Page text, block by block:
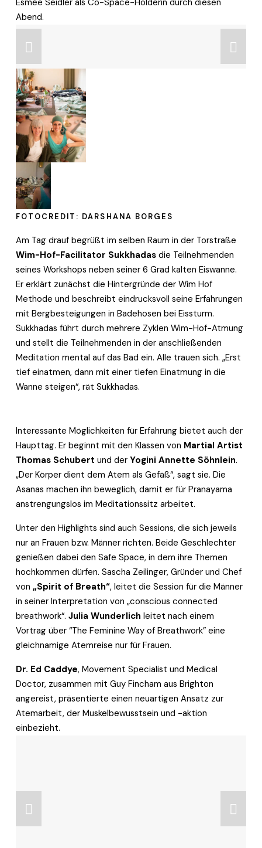
Abend.
FOTOCREDIT: DARSHANA BORGES
Wim-Hof-Facilitator Sukkhadas die Teilnehmenden
seines Workshops neben seiner 6 Grad kalten Eiswanne.
Er erklärt zunächst die Hintergründe der Wim Hof
Methode und beschreibt eindrucksvoll seine Erfahrungen
mit Bergbesteigungen in Badehosen bei Eissturm.
Sukkhadas führt durch mehrere Zyklen Wim-Hof-Atmung
und stellt die Teilnehmenden in der anschließenden
Meditation mental auf das Bad ein. Alle trauen sich. „Erst
tief einatmen, dann mit einer tiefen Einatmung in die
Wanne steigen“, rät Sukkhadas.
Interessante Möglichkeiten für Erfahrung bietet auch der
Haupttag. Er beginnt mit den Klassen von Martial Artist
Thomas Schubert und der Yogini Annette Söhnlein.
„Der Körper dient dem Atem als Gefäß“, sagt sie. Die
Asanas machen ihn beweglich, damit er für Pranayama
anstrengungslos im Meditationssitz arbeitet.
Unter den Highlights sind auch Sessions, die sich jeweils
nur an Frauen bzw. Männer richten. Beide Geschlechter
genießen dabei den Safe Space, in dem ihre Themen
hochkommen dürfen. Sascha Zeilinger, Gründer und Chef
von „Spirit of Breath“, leitet die Session für die Männer
in seiner Interpretation von „conscious connected
breathwork“. Julia Wunderlich leitet nach einem
Vortrag über “The Feminine Way of Breathwork” eine
gleichnamige Atemreise nur für Frauen.
Dr. Ed Caddye, Movement Specialist und Medical
Doctor, zusammen mit Guy Fincham aus Brighton
angereist, präsentierte einen neuartigen Ansatz zur
Atemarbeit, der Muskelbewusstsein und -aktion
einbezieht.